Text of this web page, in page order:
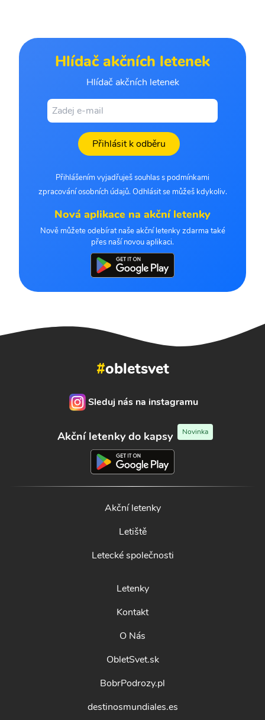
Hlídač akčních letenek
Hlídač akčních letenek
Přihlásit k odběru
Přihlášením vyjadřuješ souhlas s podmínkami
zpracování osobních údajů. Odhlásit se můžeš kdykoliv.
Nová aplikace na akční letenky
Nově můžete odebírat naše akční letenky zdarma také
přes naší novou aplikaci.
#obletsvet
Sleduj nás na instagramu
Akční letenky do kapsy Novinka
Akční letenky
Letiště
Letecké společnosti
Letenky
Kontakt
O Nás
ObletSvet.sk
BobrPodrozy.pl
destinosmundiales.es